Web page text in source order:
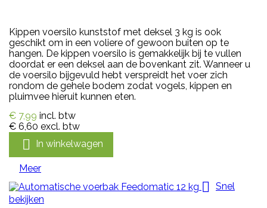
Kippen voersilo kunststof met deksel 3 kg is ook
geschikt om in een voliere of gewoon buiten op te
hangen. De kippen voersilo is gemakkelijk bij te vullen
doordat er een deksel aan de bovenkant zit. Wanneer u
de voersilo bijgevuld hebt verspreidt het voer zich
rondom de gehele bodem zodat vogels, kippen en
pluimvee hieruit kunnen eten.
€ 7,99 incl. btw
€ 6,60 excl. btw
 In winkelwagen
Meer

Snel
bekijken